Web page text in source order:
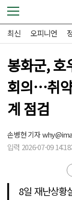
최신 오피니언
봉화군, 호
회의…취
계 점검
손병현 기자
입력 2026-07-09
8일 재난상황